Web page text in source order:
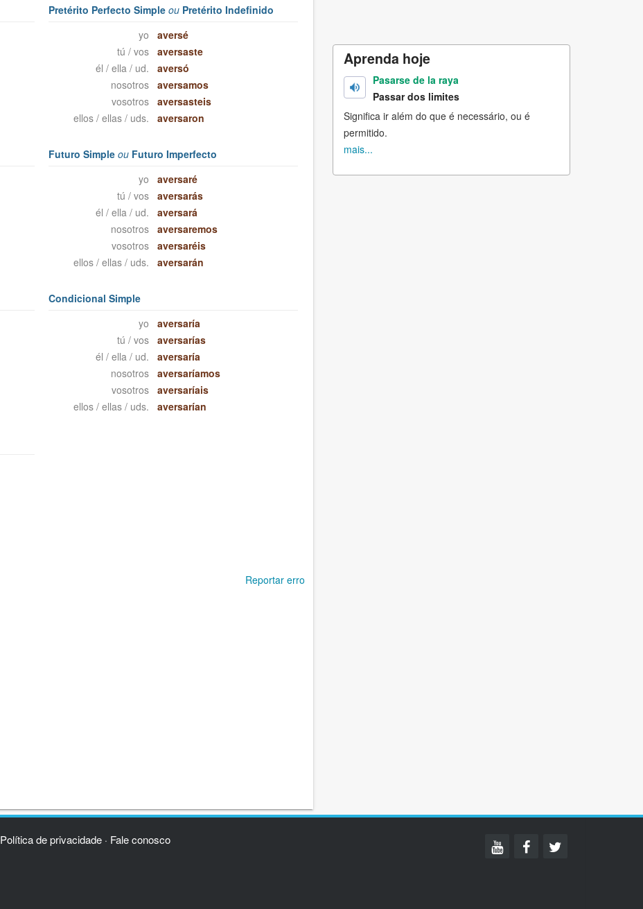
Pretérito Perfecto Simpleou Pretérito Indefinido
yo
aversé
tú / vos
aversaste
él / ella / ud.
aversó
nosotros
aversamos
vosotros
aversasteis
ellos / ellas / uds.
aversaron
Futuro Simpleou Futuro Imperfecto
yo
aversaré
tú / vos
aversarás
él / ella / ud.
aversará
nosotros
aversaremos
vosotros
aversaréis
ellos / ellas / uds.
aversarán
Condicional Simple
yo
aversaría
tú / vos
aversarías
él / ella / ud.
aversaría
nosotros
aversaríamos
vosotros
aversaríais
ellos / ellas / uds.
aversarían
Reportar erro
Aprenda hoje
Pasarse de la raya
Passar dos limites
Significa ir além do que é necessário, ou é
permitido.
mais...
Política de privacidade· Fale conosco